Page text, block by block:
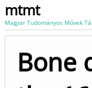
mtmt
Magyar Tudományos Művek
Bone